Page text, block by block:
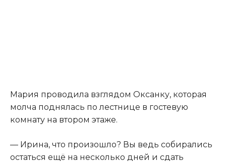
Мария проводила взглядом Оксанку, которая
молча поднялась по лестнице в гостевую
комнату на втором этаже.
— Ирина, что произошло? Вы ведь собирались
остаться ещё на несколько дней и сдать